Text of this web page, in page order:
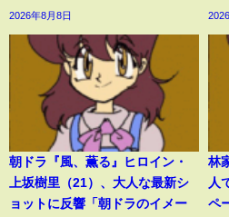
2026年8月8日
朝ドラ『風、薫る』ヒロイン・
上坂樹里（21）、大人な最新シ
ョットに反響「朝ドラのイメー
林
人
ペ